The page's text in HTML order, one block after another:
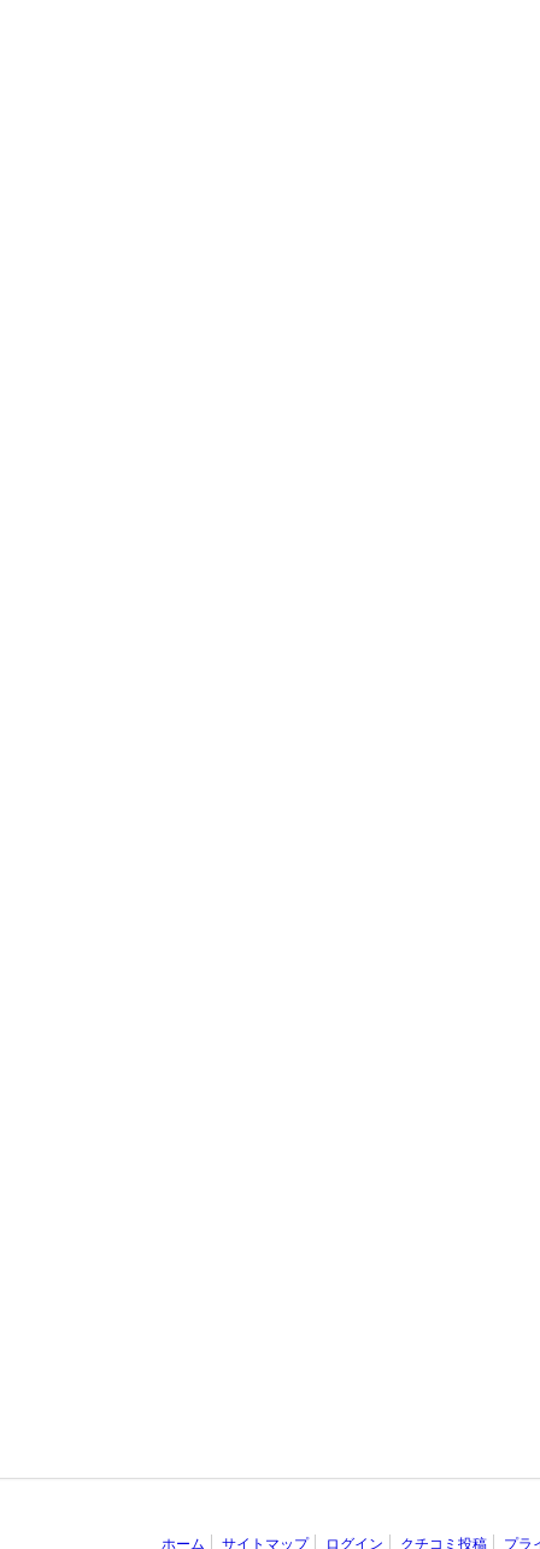
ホーム サイトマップ ログイン クチコミ投稿 プラ